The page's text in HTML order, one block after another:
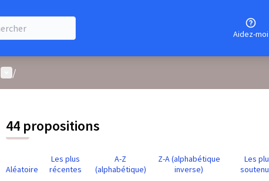
Aidez-moi
Menu utilisateur
/
44 propositions
Aléatoire
Les plus
récentes
A-Z
(alphabétique)
Z-A (alphabétique
inverse)
Les